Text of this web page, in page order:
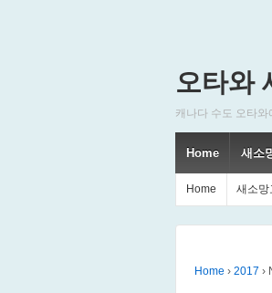
오타와
캐나다 수도 오타
Home 새소
Home 새소망
Home › 2017 ›